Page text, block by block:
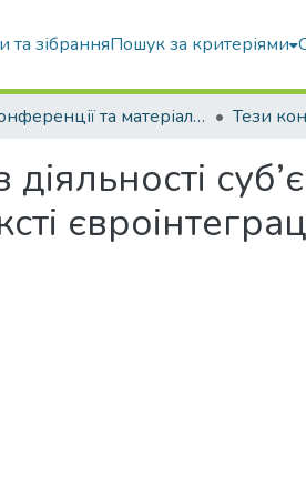
та зібранняПошук за критеріями
Конференції та матеріали конференцій Тези
діяльності